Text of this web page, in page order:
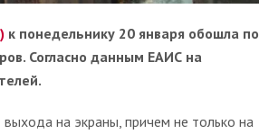
к понедельнику 20 января обошла по
Согласно данным ЕАИС на
на экраны, причем не только на